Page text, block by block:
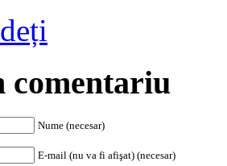
comentariu
Nume (necesar)
E-mail (nu va fi afişat) (necesar)